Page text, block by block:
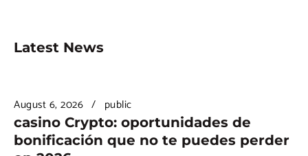
Latest News
August 6, 2026 public
casino Crypto: oportunidades de
bonificación que no te puedes perder